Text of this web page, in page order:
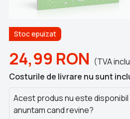
Stoc epuizat
24,99 RON (TVA
Costurile de livrare nu sunt
Acest produs nu este
anuntam cand revine?